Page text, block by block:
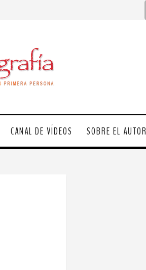
CANAL DE VÍDEOS SOBRE EL AUTOR